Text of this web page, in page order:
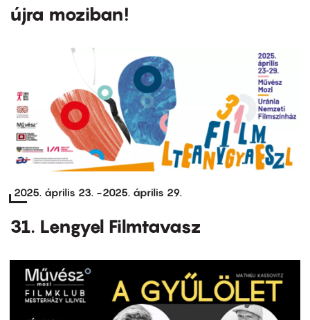
újra moziban!
2025. április 23. -2025. április 29.
31. Lengyel Filmtavasz